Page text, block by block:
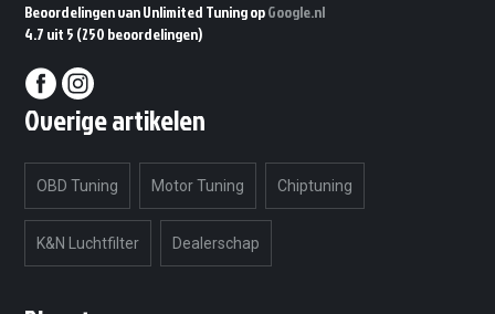
Beoordelingen van Unlimited Tuning opGoogle.nl
4.7 uit 5 (250 beoordelingen)
Overige artikelen
OBD Tuning Motor Tuning Chiptuning
K&N Luchtfilter Dealerschap